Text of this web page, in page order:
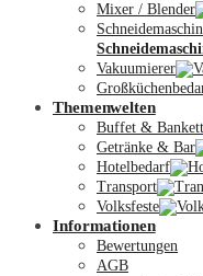
Mein Konto
Mixer / Blender
Vakuumierer
Themenwelten
Buffet & Bankett
Getränke & Bar
Hotelbedarf
Transport
Volksfeste
Informationen
Bewertungen
AGB